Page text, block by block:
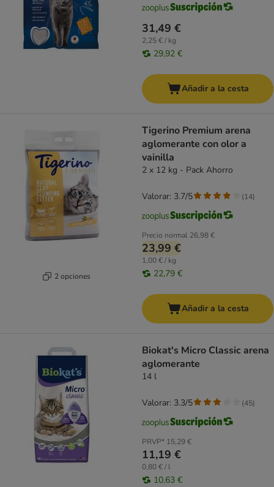
31,49 €
2,25 € / kg
29,92 €
Añadir a la cesta
2 opciones
Tigerino Premium arena
aglomerante con olor a
vainilla
2 x 12 kg - Pack Ahorro
Precio normal 26,98 €
23,99 €
1,00 € / kg
22,79 €
Valorar: 3.7/5 (14)
Añadir a la cesta
Biokat's Micro Classic arena
aglomerante
14 l
PRVP* 15,29 €
11,19 €
0,80 € / l
10,63 €
Valorar: 3.3/5 (45)